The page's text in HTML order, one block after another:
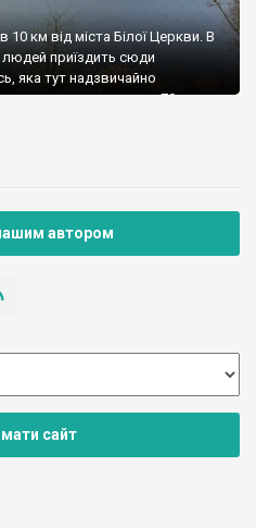
км від міста Білої Церкви. В
людей приїздить сюди
яка тут надзвичайно
встановили десь в 70-их
автором
сайт